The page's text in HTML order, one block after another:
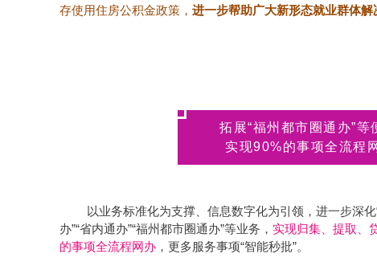
存使用住房公积金政策， 进一步帮助广大新形态就业群体
拓展“福州都市圈通办”等
实现90%的事项全流程
以业务标准化为支撑、信息数字化为引领，进一步深
办”“省内通办”“福州都市圈通办”等业务， 实现归集、提取、
的事项全流程网办 ，更多服务事项“智能秒批”。